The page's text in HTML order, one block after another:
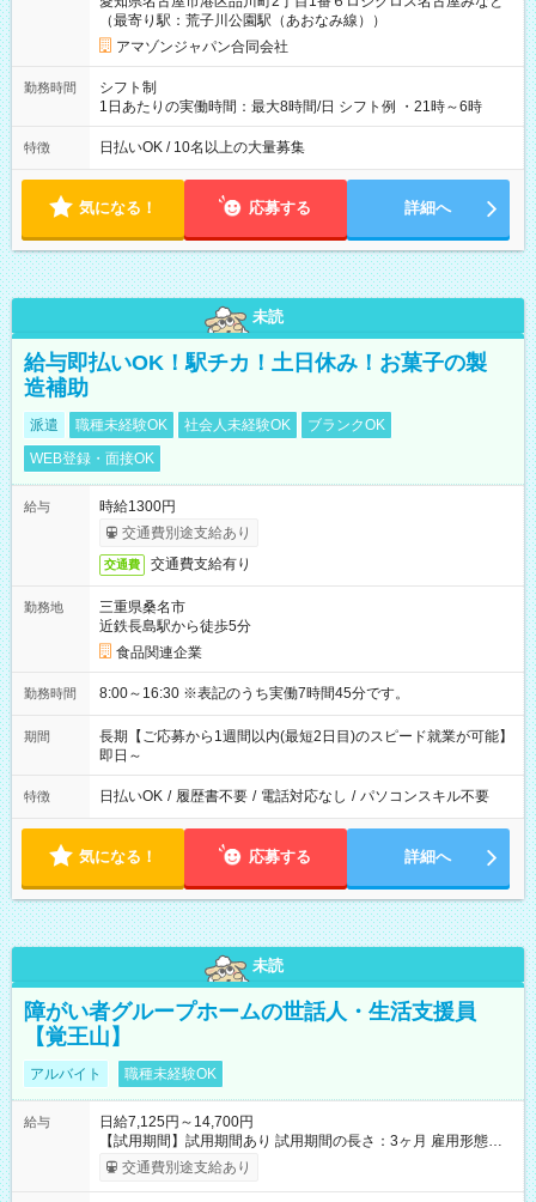
（最寄り駅：荒子川公園駅（あおなみ線））
アマゾンジャパン合同会社
勤務時間
シフト制
1日あたりの実働時間：最大8時間/日 シフト例 ・21時～6時
特徴 日払いOK / 10名以上の大量募集
気になる！ 応募する 詳細へ
未読
給与即払いOK！駅チカ！土日休み！お菓子の製
造補助
派遣 職種未経験OK 社会人未経験OK
ブランクOK
WEB登録・面接OK
給与
時給1300円
交通費別途支給あり
交通費 交通費支給有り
勤務地
三重県桑名市
近鉄長島駅から徒歩5分
食品関連企業
勤務時間 8:00～16:30 ※表記のうち実働7時間45分です。
期間
長期【ご応募から1週間以内(最短2日目)のスピード就業が可能】
即日～
特徴 日払いOK / 履歴書不要 / 電話対応なし / パソコンスキル不要
気になる！ 応募する 詳細へ
未読
障がい者グループホームの世話人・生活支援員
【覚王山】
アルバイト 職種未経験OK
給与
日給7,125円～14,700円
【試用期間】試用期間あり 試用期間の長さ：3ヶ月 雇用形態、
給与は本採用時と同じです。
交通費別途支給あり